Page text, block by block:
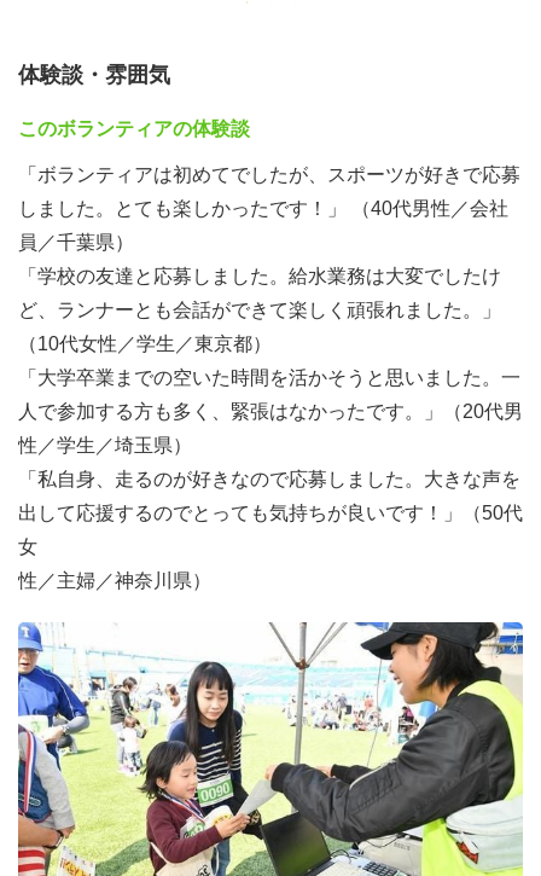
体験談・雰囲気
このボランティアの体験談
「ボランティアは初めてでしたが、スポーツが好きで応募
しました。とても楽しかったです！」 （40代男性／会社
員／千葉県）
「学校の友達と応募しました。給水業務は大変でしたけ
ど、ランナーとも会話ができて楽しく頑張れました。」
（10代女性／学生／東京都）
「大学卒業までの空いた時間を活かそうと思いました。一
人で参加する方も多く、緊張はなかったです。」（20代男
性／学生／埼玉県）
「私自身、走るのが好きなので応募しました。大きな声を
出して応援するのでとっても気持ちが良いです！」（50代
女
性／主婦／神奈川県）